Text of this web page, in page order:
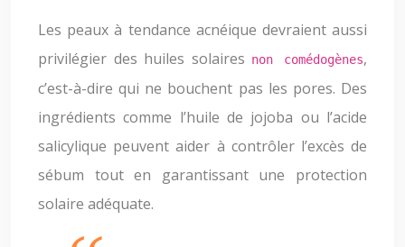
Les peaux à tendance acnéique devraient aussi
privilégier des huiles solaires non comédogènes,
c’est-à-dire qui ne bouchent pas les pores. Des
ingrédients comme l’huile de jojoba ou l’acide
salicylique peuvent aider à contrôler l’excès de
sébum tout en garantissant une protection
solaire adéquate.